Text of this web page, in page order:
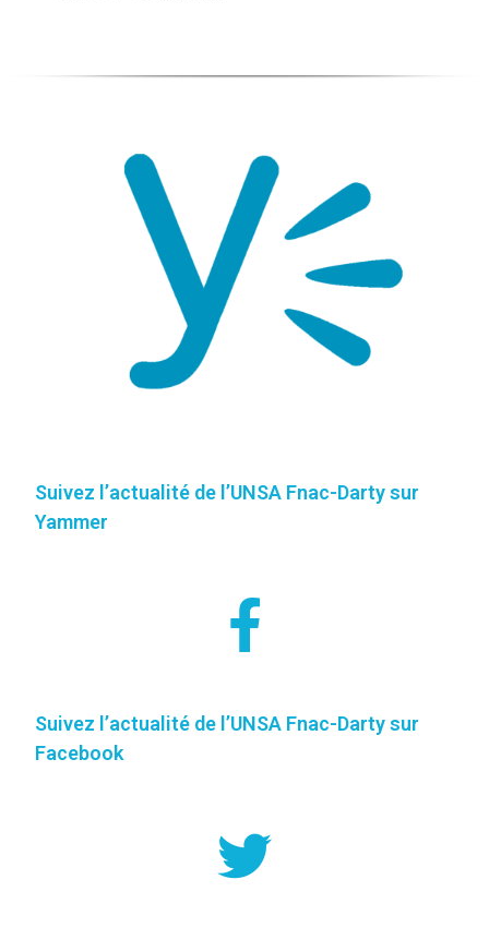
Suivez l’actualité de l’UNSA Fnac-Darty sur
Yammer
Suivez l’actualité de l’UNSA Fnac-Darty sur
Facebook